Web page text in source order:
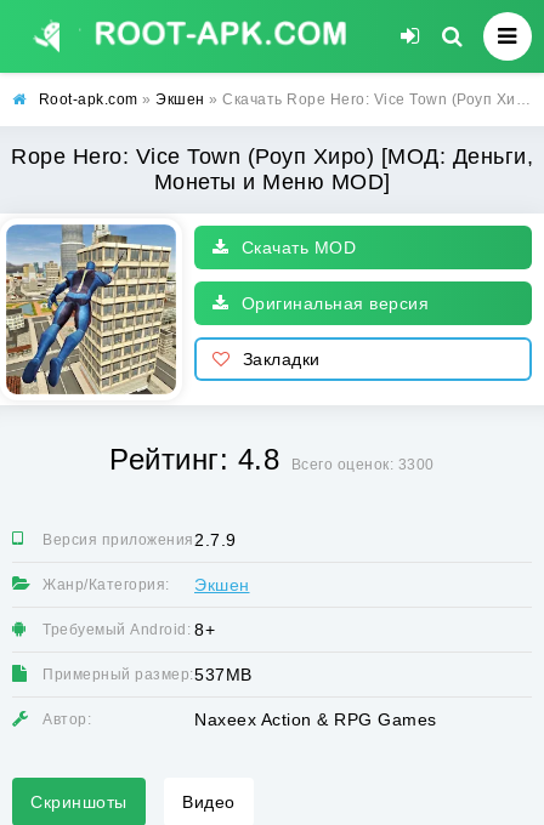
Root-apk.com » Экшен » Скачать Rope Hero: Vice Town (Роуп Хиро) [МОД: Деньги, Монеты и Меню MOD] | Взлом Rope Hero: Vice Town на Андроид
Rope Hero: Vice Town (Роуп Хиро) [МОД: Деньги,
Монеты и Меню MOD]
Скачать MOD
Оригинальная версия
Закладки
Рейтинг: 4.8 Всего оценок: 3300
Версия приложения:2.7.9
Жанр/Категория: Экшен
Требуемый Android: 8+
Примерный размер:537MB
Автор: Naxeex Action & RPG Games
Скриншоты Видео